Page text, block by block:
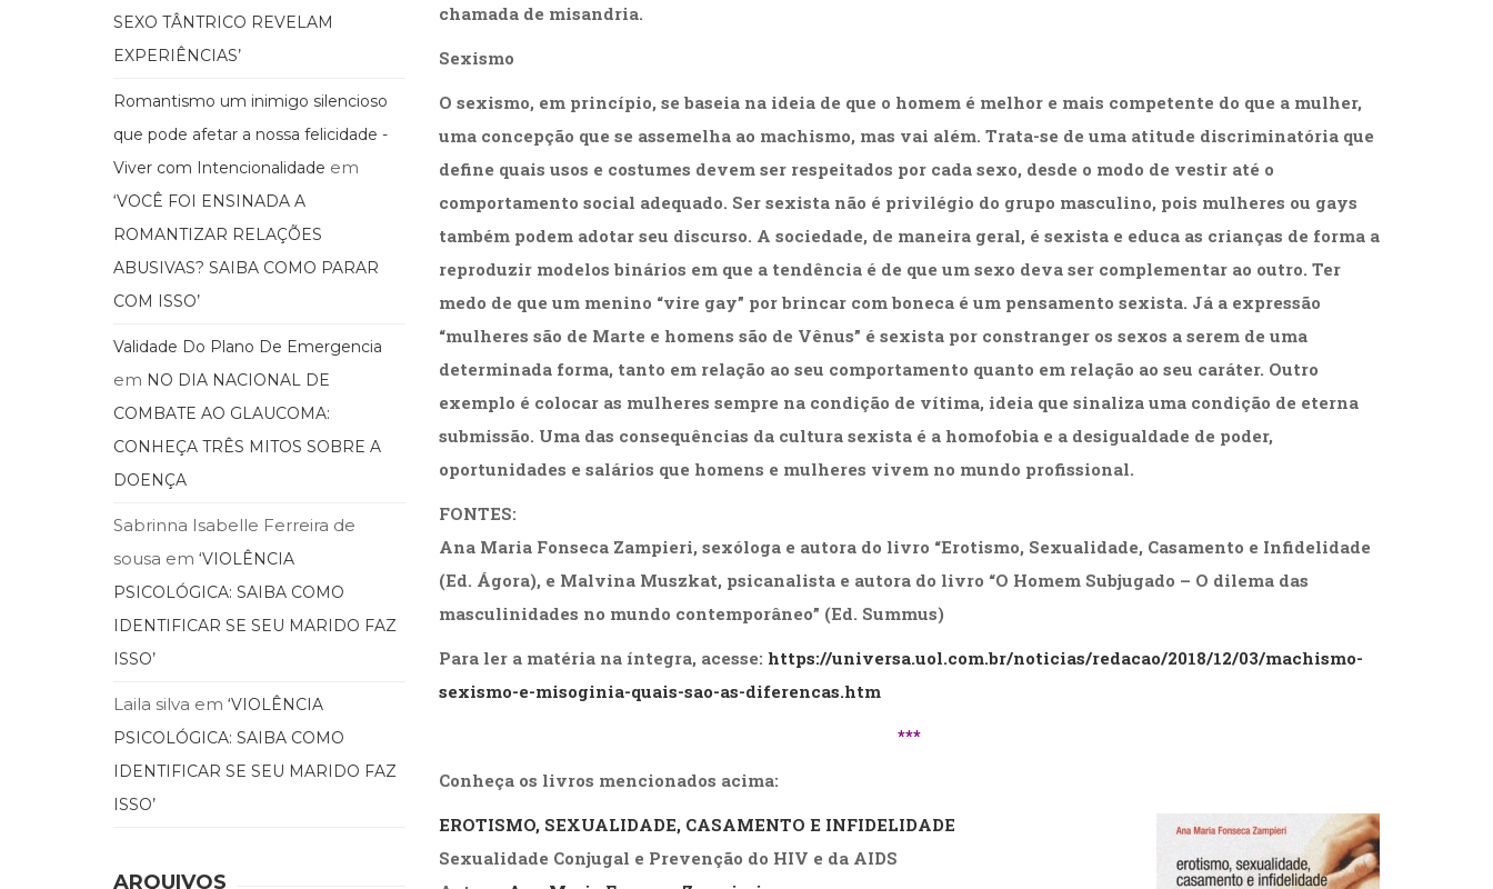
chamada de misandria.
Sexismo
O sexismo, em princípio, se baseia na ideia de que o homem é melhor e mais competente do que a mulher,
uma concepção que se assemelha ao machismo, mas vai além. Trata-se de uma atitude discriminatória que
define quais usos e costumes devem ser respeitados por cada sexo, desde o modo de vestir até o
comportamento social adequado. Ser sexista não é privilégio do grupo masculino, pois mulheres ou gays
também podem adotar seu discurso. A sociedade, de maneira geral, é sexista e educa as crianças de forma a
reproduzir modelos binários em que a tendência é de que um sexo deva ser complementar ao outro. Ter
medo de que um menino “vire gay” por brincar com boneca é um pensamento sexista. Já a expressão
“mulheres são de Marte e homens são de Vênus” é sexista por constranger os sexos a serem de uma
determinada forma, tanto em relação ao seu comportamento quanto em relação ao seu caráter. Outro
exemplo é colocar as mulheres sempre na condição de vítima, ideia que sinaliza uma condição de eterna
submissão. Uma das consequências da cultura sexista é a homofobia e a desigualdade de poder,
oportunidades e salários que homens e mulheres vivem no mundo profissional.
FONTES:
Ana Maria Fonseca Zampieri, sexóloga e autora do livro “Erotismo, Sexualidade, Casamento e Infidelidade
(Ed. Ágora), e Malvina Muszkat, psicanalista e autora do livro “O Homem Subjugado – O dilema das
masculinidades no mundo contemporâneo” (Ed. Summus)
Para ler a matéria na íntegra, acesse: https://universa.uol.com.br/noticias/redacao/2018/12/03/machismo-
sexismo-e-misoginia-quais-sao-as-diferencas.htm
***
Conheça os livros mencionados acima:
EROTISMO, SEXUALIDADE, CASAMENTO E INFIDELIDADE
Sexualidade Conjugal e Prevenção do HIV e da AIDS
SEXO TÂNTRICO REVELAM
EXPERIÊNCIAS’
Romantismo um inimigo silencioso
que pode afetar a nossa felicidade -
Viver com Intencionalidade em
‘VOCÊ FOI ENSINADA A
ROMANTIZAR RELAÇÕES
ABUSIVAS? SAIBA COMO PARAR
COM ISSO’
Validade Do Plano De Emergencia
em NO DIA NACIONAL DE
COMBATE AO GLAUCOMA:
CONHEÇA TRÊS MITOS SOBRE A
DOENÇA
Sabrinna Isabelle Ferreira de
sousa em ‘VIOLÊNCIA
PSICOLÓGICA: SAIBA COMO
IDENTIFICAR SE SEU MARIDO FAZ
ISSO’
Laila silva em ‘VIOLÊNCIA
PSICOLÓGICA: SAIBA COMO
IDENTIFICAR SE SEU MARIDO FAZ
ISSO’
ARQUIVOS